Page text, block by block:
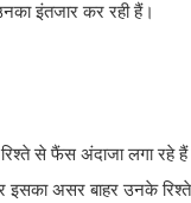
इंतजार कर रही हैं।
से फैंस अंदाजा लगा रहे हैं
इसका असर बाहर उनके